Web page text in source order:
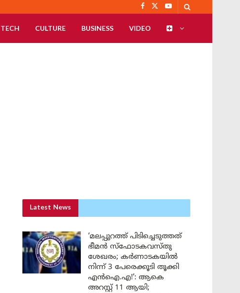
TECH CULTURE BUSINESS VIDEO
Latest News
‘മലപ്പുറത്ത് പിടിച്ചെടുത്തത്
ഭീമൻ സ്ഫോടകവസ്തു
ശേഖരം; കർണാടകയിൽ
നിന്ന് 3 പേരെക്കൂടി തൂക്കി
എൻഐ.എ!’: ആകെ
അറസ്റ്റ് 11 ആയി;